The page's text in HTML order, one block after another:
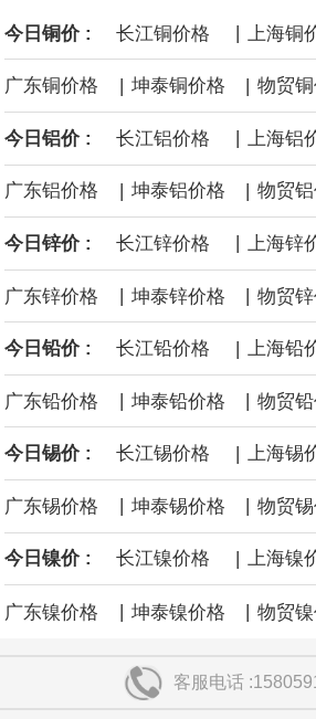
元上方的盘整区间中进一步上涨。
海力士：龙仁工厂将生产高带宽内
机存取存储器（DRAM）。
必和必拓港口联合工会：必和必拓
通知，将于8月9日实施24小时停工。
8月7日，宇树科技董事长王兴兴网
（含境内发明专利20项）。
今日铜价 : 长江铜价格 | 上海铜
广东铜价格 | 坤泰铜价格 | 物贸
今日铝价 : 长江铝价格 上海铝
广东铝价格 | 坤泰铝价格 | 物贸
今日锌价 : 长江锌价格 上海锌
广东锌价格 | 坤泰锌价格 | 物贸
今日铅价 : 长江铅价格 | 上海铅
广东铅价格 坤泰铅价格 物贸
今日锡价 : 长江锡价格 | 上海锡
广东锡价格 坤泰锡价格 物贸
今日镍价 : 长江镍价格 | 上海镍
广东镍价格 | 坤泰镍价格 | 物贸
客服电话